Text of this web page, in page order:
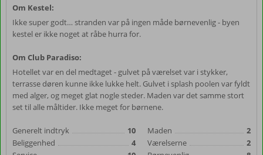
Om Kestel:
Ikke super godt… stranden var på ingen måde børnevenlig - byen
kestel er ikke noget at råbe hurra for.
Om Club Paradiso:
Hotellet var en del medtaget - gulvet på værelset var i stykker,
terrasse døren kunne ikke lukke helt. Gulvet i splash poolen var fyldt
med alger, og meget glat nogle steder. Maden var det samme stort
set til alle måltider. Ikke meget for børnene.
Generelt indtryk
10
Beliggenhed
4
Maden
2
Værelserne
2